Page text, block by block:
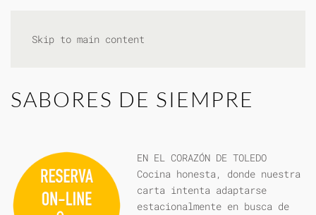
Skip to main content
SABORES DE SIEMPRE
EN EL CORAZÓN DE TOLEDO
Cocina honesta, donde nuestra
carta intenta adaptarse
estacionalmente en busca de